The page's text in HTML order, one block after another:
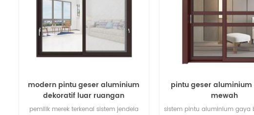
modern pintu geser aluminium
dekoratif luar ruangan
pemilik merek terkenal sistem jendela
pintu geser
mewah
sistem pintu aluminium gaya